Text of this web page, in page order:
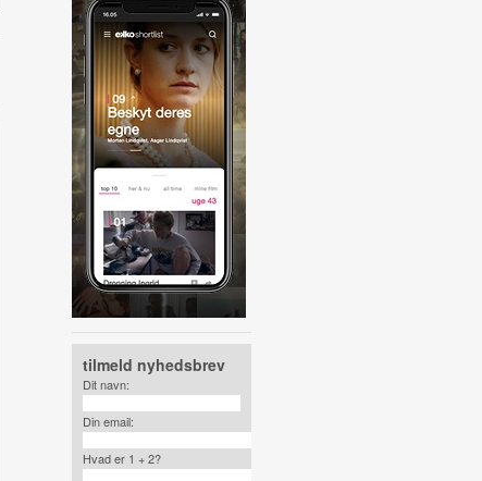
tilmeld nyhedsbrev
Dit navn:
Din email:
Hvad er 1 + 2?